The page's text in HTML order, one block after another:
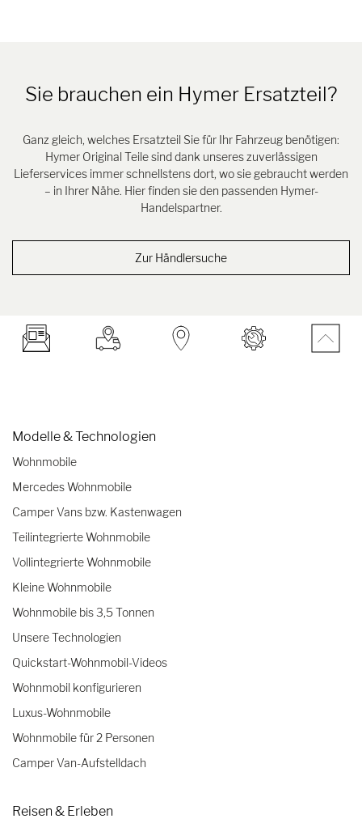
Sie brauchen ein Hymer Ersatzteil?
Ganz gleich, welches Ersatzteil Sie für Ihr Fahrzeug benötigen:
Hymer Original Teile sind dank unseres zuverlässigen
Lieferservices immer schnellstens dort, wo sie gebraucht werden
– in Ihrer Nähe. Hier finden sie den passenden Hymer-
Handelspartner.
Zur Händlersuche
Modelle & Technologien
Wohnmobile
Mercedes Wohnmobile
Camper Vans bzw. Kastenwagen
Teilintegrierte Wohnmobile
Vollintegrierte Wohnmobile
Kleine Wohnmobile
Wohnmobile bis 3,5 Tonnen
Unsere Technologien
Quickstart-Wohnmobil-Videos
Wohnmobil konfigurieren
Luxus-Wohnmobile
Wohnmobile für 2 Personen
Camper Van-Aufstelldach
Reisen & Erleben